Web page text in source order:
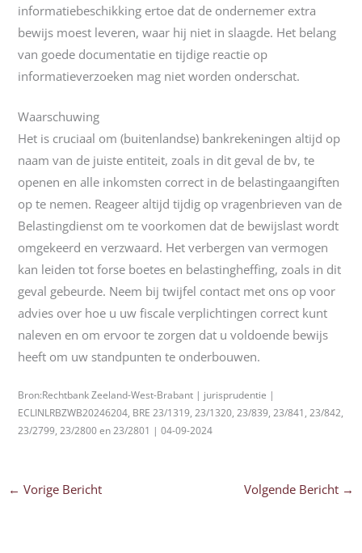
informatiebeschikking ertoe dat de ondernemer extra
bewijs moest leveren, waar hij niet in slaagde. Het belang
van goede documentatie en tijdige reactie op
informatieverzoeken mag niet worden onderschat.
Waarschuwing
Het is cruciaal om (buitenlandse) bankrekeningen altijd op
naam van de juiste entiteit, zoals in dit geval de bv, te
openen en alle inkomsten correct in de belastingaangiften
op te nemen. Reageer altijd tijdig op vragenbrieven van de
Belastingdienst om te voorkomen dat de bewijslast wordt
omgekeerd en verzwaard. Het verbergen van vermogen
kan leiden tot forse boetes en belastingheffing, zoals in dit
geval gebeurde. Neem bij twijfel contact met ons op voor
advies over hoe u uw fiscale verplichtingen correct kunt
naleven en om ervoor te zorgen dat u voldoende bewijs
heeft om uw standpunten te onderbouwen.
Bron:Rechtbank Zeeland-West-Brabant | jurisprudentie |
ECLINLRBZWB20246204, BRE 23/1319, 23/1320, 23/839, 23/841, 23/842,
23/2799, 23/2800 en 23/2801 | 04-09-2024
← Vorige Bericht Volgende Bericht →